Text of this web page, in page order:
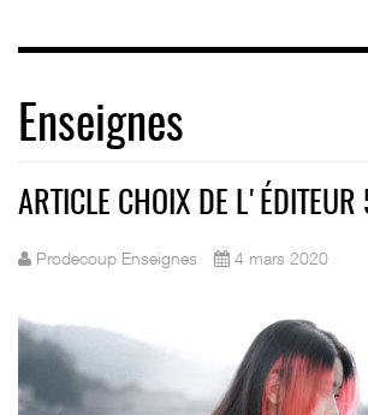
Enseignes
ARTICLE CHOIX DE L'ÉDITEUR
Prodecoup Enseignes 4 mars 2020